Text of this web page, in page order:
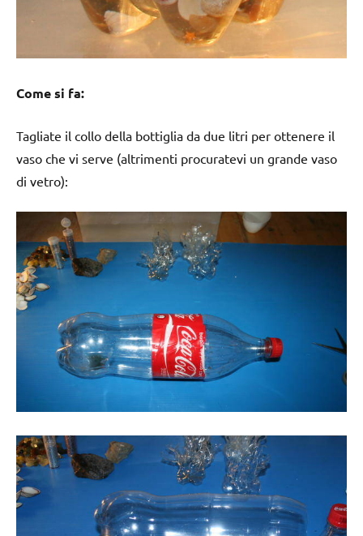
Come si fa:
Tagliate il collo della bottiglia da due litri per ottenere il
vaso che vi serve (altrimenti procuratevi un grande vaso
di vetro):